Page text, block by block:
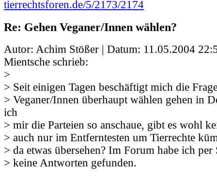
tierrechtsforen.de/5/2173/2174
Re: Gehen Veganer/Innen wählen?
Autor: Achim Stößer | Datum: 11.05.2004
Mientsche schrieb:
>
> Seit einigen Tagen beschäftigt mich die
> Veganer/Innen überhaupt wählen gehen in
ich
> mir die Parteien so anschaue, gibt es wohl
> auch nur im Entferntesten um Tierrechte
> da etwas übersehen? Im Forum habe ich per
> keine Antworten gefunden.